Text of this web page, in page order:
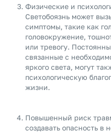
Физические и
Светобоязнь может
симптомы, такие как
головокружение,
или тревогу.
связанные с
яркого света, могут
психологическую
жизни.
Повышенный риск
создавать опасность в